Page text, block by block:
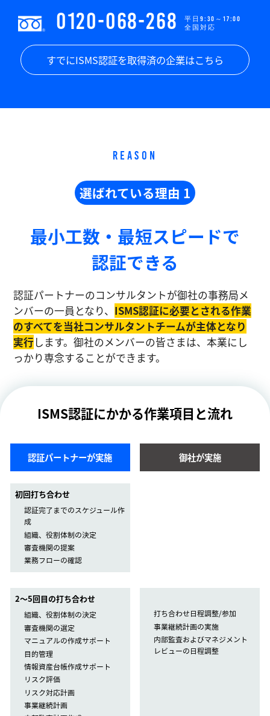
0120-068-268
平日9:30～17:00
全国対応
すでにISMS認証を取得済の企業はこちら
REASON
選ばれている理由 1
最小工数・最短スピードで
認証できる
認証パートナーのコンサルタントが御社の事務局メ
ンバーの一員となり、 ISMS認証に必要とされる作業
のすべてを当社コンサルタントチームが主体となり
実⾏ します。御社のメンバーの皆さまは、本業にし
っかり専念することができます。
ISMS認証にかかる作業項目と流れ
認証パートナーが実施 御社が実施
初回打ち合わせ
認証完了までのスケジュール作
成
組織、役割体制の決定
審査機関の提案
業務フローの確認
2〜5回目の打ち合わせ
組織、役割体制の決定
審査機関の選定
マニュアルの作成サポート
目的管理
情報資産台帳作成サポート
リスク評価
リスク対応計画
事業継続計画
打ち合わせ日程調整/参加
事業継続計画の実施
内部監査およびマネジメント
レビューの日程調整